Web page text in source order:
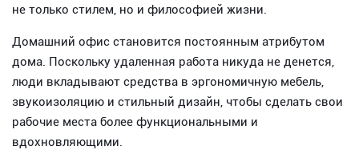
не только стилем, но и философией жизни.
Домашний офис становится постоянным атрибутом
дома. Поскольку удаленная работа никуда не денется,
люди вкладывают средства в эргономичную мебель,
звукоизоляцию и стильный дизайн, чтобы сделать свои
рабочие места более функциональными и
вдохновляющими.